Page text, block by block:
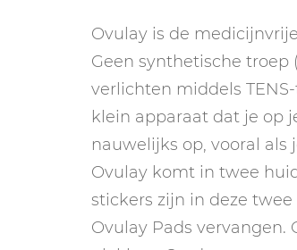
Ovulay is de
Geen synthetische
verlichten middels
klein apparaat dat je op
nauwelijks op, vooral als
Ovulay komt in twee
stickers zijn in deze
Ovulay Pads vervangen.